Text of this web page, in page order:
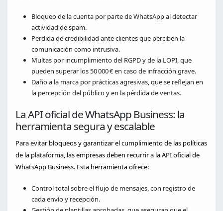
Bloqueo de la cuenta por parte de WhatsApp al detectar
actividad de spam.
Perdida de credibilidad ante clientes que perciben la
comunicación como intrusiva.
Multas por incumplimiento del RGPD y de la LOPI, que
pueden superar los 50 000 € en caso de infracción grave.
Daño a la marca por prácticas agresivas, que se reflejan en
la percepción del público y en la pérdida de ventas.
La API oficial de WhatsApp Business: la
herramienta segura y escalable
Para evitar bloqueos y garantizar el cumplimiento de las políticas
de la plataforma, las empresas deben recurrir a la API oficial de
WhatsApp Business. Esta herramienta ofrece:
Control total sobre el flujo de mensajes, con registro de
cada envío y recepción.